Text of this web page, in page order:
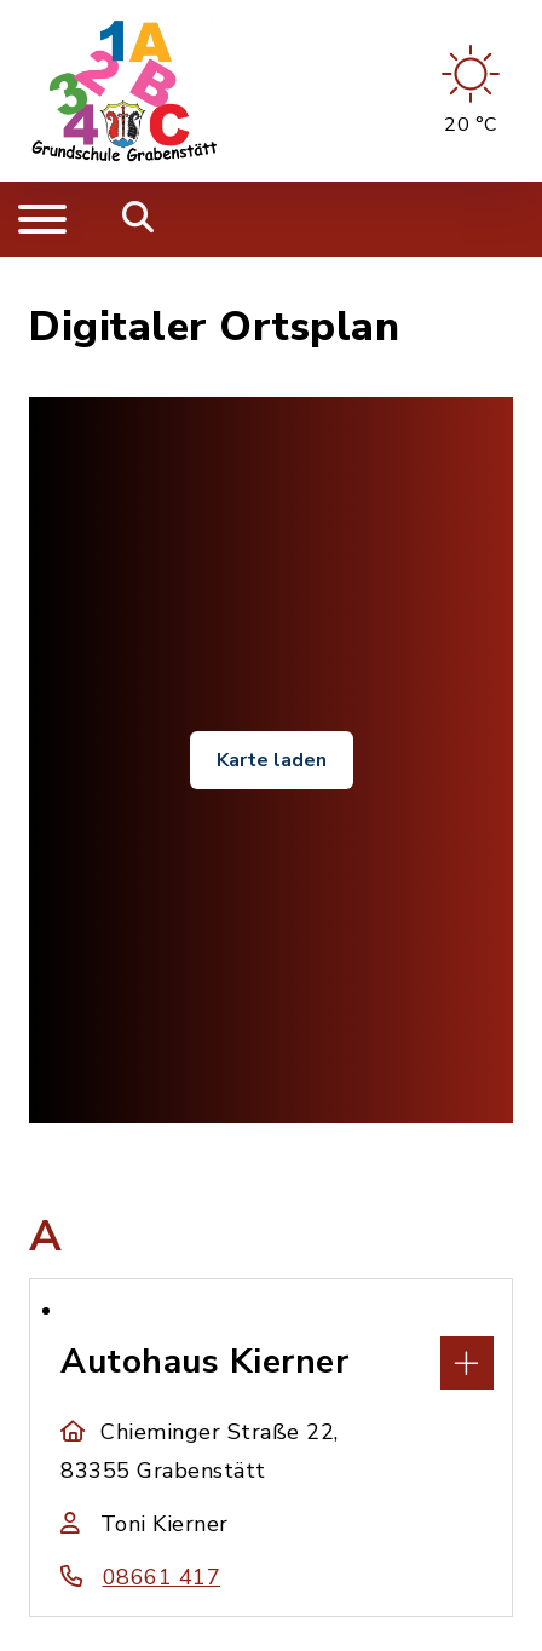
20 °C
Digitaler Ortsplan
Karte laden
A
Autohaus Kierner
Chieminger Straße 22,
83355 Grabenstätt
Toni Kierner
08661 417